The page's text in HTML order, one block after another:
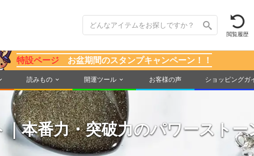
閲覧履歴
特設ページ お盆期間のスタンプキャンペーン！！
読みもの 開運ツール お客様の声 ショッピングガ
本番力・突破力のパワーストー